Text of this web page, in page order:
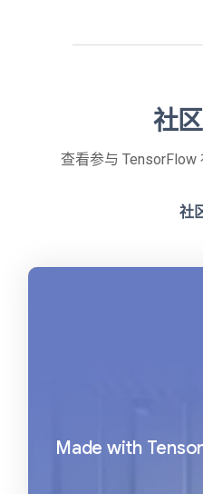
社
查看参与 TensorFlow
社
Made with